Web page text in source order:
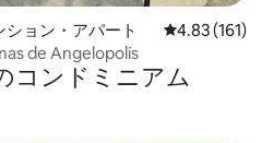
ション・アパート レビュー161
4.83 (161)
de Angelopolis
コンドミニアム